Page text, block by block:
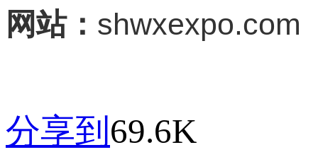
网站： shwxexpo.com
分享到 69.6K